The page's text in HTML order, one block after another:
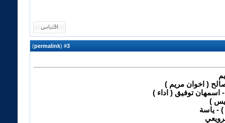
3
(
permalink
)
( اخوان مريم )
اسمهان توفيق ( اداء )
)
) - ياسة